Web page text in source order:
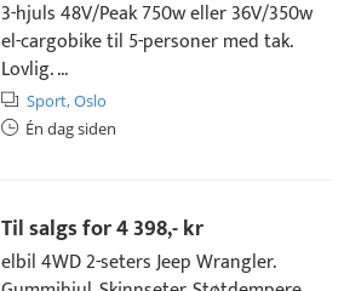
3-hjuls 48V/Peak 750w eller 36V/350w
el-cargobike til 5-personer med tak.
Lovlig. ...
Sport,Oslo
Én dag siden
Til salgs for4 398,- kr
elbil 4WD 2-seters Jeep Wrangler.